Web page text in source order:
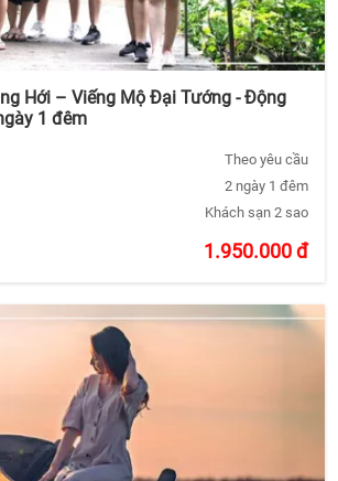
Hới – Viếng Mộ Đại Tướng - Động
1 đêm
Theo yêu cầu
2 ngày 1 đêm
Khách sạn 2 sao
1.950.000đ